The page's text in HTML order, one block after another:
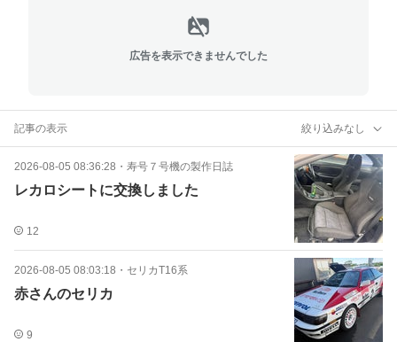
広告を表示できませんでした
記事の表示 絞り込みなし
2026-08-05 08:36:28 ・ 寿号７号機の製作日誌
レカロシートに交換しました
12
2026-08-05 08:03:18 ・ セリカT16系
赤さんのセリカ
9